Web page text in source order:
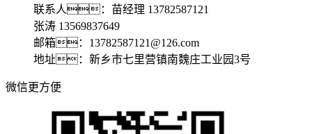
联系人：苗经理 13782587121
张涛 13569837649
邮箱：13782587121@126.com
地址：新乡市七里营镇南魏庄工业园3号
微信更方便